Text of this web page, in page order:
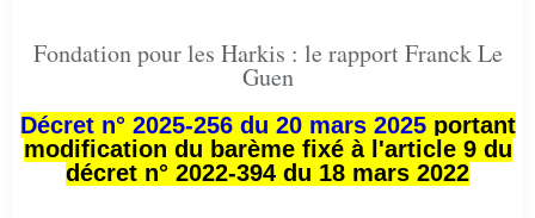
Fondation pour les Harkis : le rapport Franck Le
Guen
Décret n° 2025-256 du 20 mars 2025portant
modification du barème fixé à l'article 9 du
décret n° 2022-394 du 18 mars 2022